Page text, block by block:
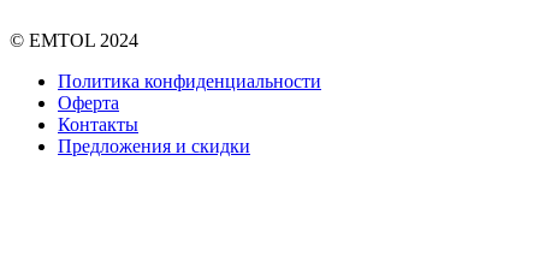
© EMTOL 2024
Политика конфиденциальности
Оферта
Контакты
Предложения и скидки